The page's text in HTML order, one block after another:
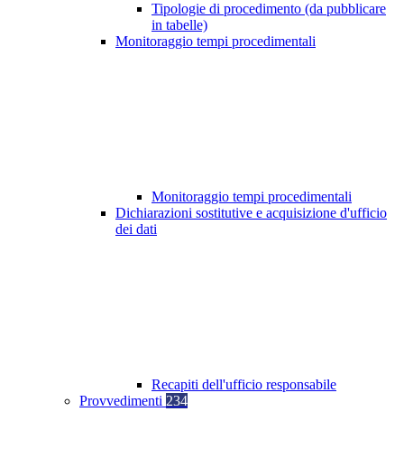
Tipologie di procedimento (da pubblicare
in tabelle)
Monitoraggio tempi procedimentali
Monitoraggio tempi procedimentali
Dichiarazioni sostitutive e acquisizione d'ufficio
dei dati
Recapiti dell'ufficio responsabile
Provvedimenti 234